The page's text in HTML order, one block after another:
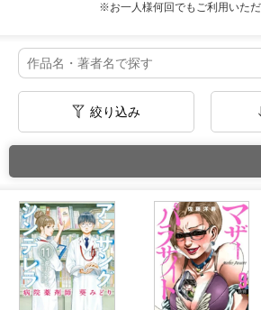
※お一人様何回でもご利用いただ
絞り込み